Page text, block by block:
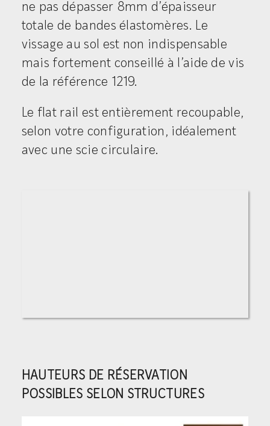
ne pas dépasser 8mm d’épaisseur
totale de bandes élastomères. Le
vissage au sol est non indispensable
mais fortement conseillé à l’aide de vis
de la référence 1219.
Le flat rail est entièrement recoupable,
selon votre configuration, idéalement
avec une scie circulaire.
HAUTEURS DE RÉSERVATION
POSSIBLES SELON STRUCTURES